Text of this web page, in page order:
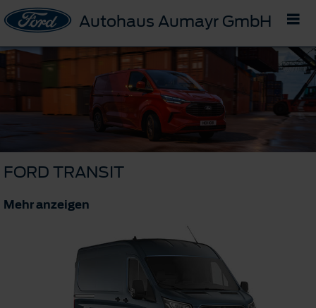
Autohaus Aumayr GmbH
FORD TRANSIT
Mehr anzeigen